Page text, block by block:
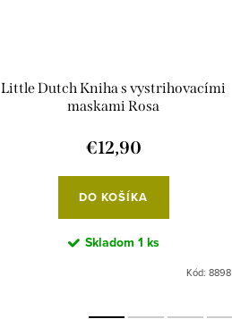
Little Dutch Kniha s vystrihovacími
maskami Rosa
€12,90
DO KOŠÍKA
Skladom 1 ks
Kód: 8898